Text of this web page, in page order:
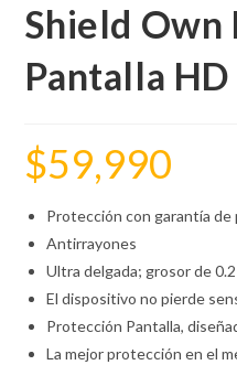
Shield Own
Pantalla HD
$59,990
Protección con garantía de
Antirrayones
Ultra delgada; grosor de 0.2
El dispositivo no pierde
Protección Pantalla,
La mejor protección en el